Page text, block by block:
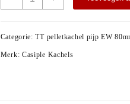
Categorie:TT pelletkachel pijp EW
Merk: Casiple Kachels